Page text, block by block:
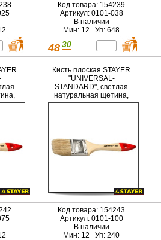
Код товара: 154239
Артикул: 0101-038
В наличии
Мин: 12 Уп: 648
48 30
75мм
Кисть плоская STAYER
"UNIVERSAL-
STANDARD", светлая
натуральная щетина,
деревянная ручка,
Код товара: 154243
Артикул: 0101-100
В наличии
Мин: 12 Уп: 240